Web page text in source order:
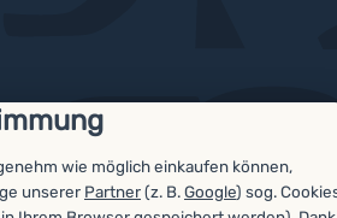
wie möglich einkaufen können,
unserer Partner(z. B.Google) sog.
laufendShopioCookies-Einstellungen